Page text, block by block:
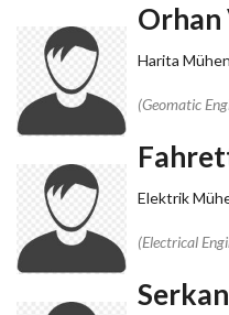
Orhan
Harita
(Geomatic
Elektrik
(Electrical